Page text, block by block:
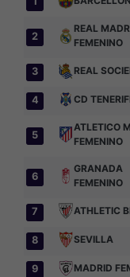
2
REAL
FEMENINO
3 REAL
4 CD
5
ATLETICO
FEMENINO
6
GRANADA
FEMENINO
7 ATHLETIC
8 SEVILLA
9 MADRID